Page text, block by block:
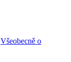
Všeobecně o